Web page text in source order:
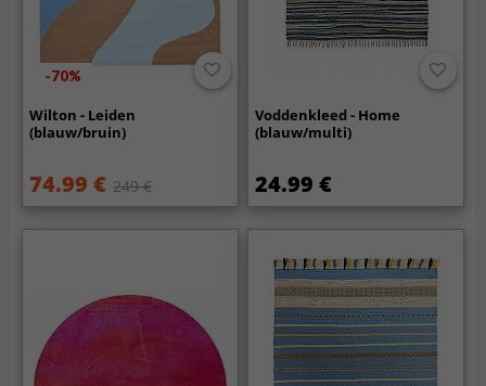
-70%
Wilton - Leiden
(blauw/bruin)
74.99 € 249 €
Voddenkleed - Home
(blauw/multi)
24.99 €